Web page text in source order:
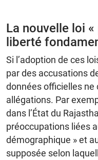
La nouvelle loi
liberté
Si l’adoption de ces
par des accusations
données officielles
allégations. Par
dans l’État du
préoccupations liées
démographique » et
supposée selon